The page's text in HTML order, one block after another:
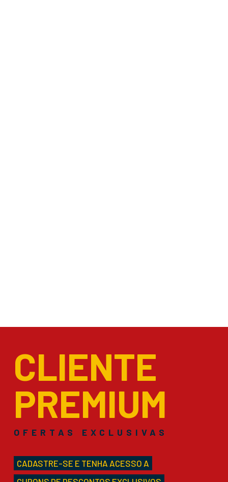
CLIENTE
PREMIUM
OFERTAS EXCLUSIVAS
CADASTRE-SE E TENHA ACESSO A